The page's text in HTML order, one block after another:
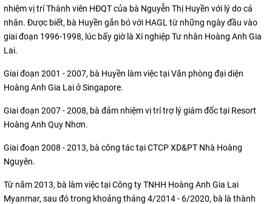
nhiệm vị trí Thành viên HĐQT của bà Nguyễn Thị Huyền với lý do cá
nhân. Được biết, bà Huyền gắn bó với HAGL từ những ngày đầu vào
giai đoạn 1996-1998, lúc bấy giờ là Xí nghiệp Tư nhân Hoàng Anh Gia
Lai.
Giai đoạn 2001 - 2007, bà Huyền làm việc tại Văn phòng đại diện
Hoàng Anh Gia Lai ở Singapore.
Giai đoạn 2007 - 2008, bà đảm nhiệm vị trí trợ lý giám đốc tại Resort
Hoàng Anh Quy Nhơn.
Giai đoạn 2008 - 2013, bà công tác tại CTCP XD&PT Nhà Hoàng
Nguyên.
Từ năm 2013, bà làm việc tại Công ty TNHH Hoàng Anh Gia Lai
Myanmar, sau đó trong khoảng tháng 4/2014 - 6/2020, bà là thành